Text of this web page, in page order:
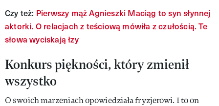
Czy też: Pierwszy mąż Agnieszki Maciąg to syn słynnej
aktorki. O relacjach z teściową mówiła z czułością. Te
słowa wyciskają łzy
Konkurs piękności, który zmienił
wszystko
O swoich marzeniach opowiedziała fryzjerowi. I to on